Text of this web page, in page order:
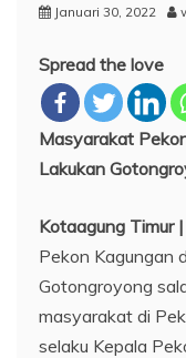
Januari 30, 2022
Spread the love
Masyarakat
Lakukan
Kotaagung Timur
Pekon Kagungan
Gotongroyong
masyarakat di
selaku Kepala